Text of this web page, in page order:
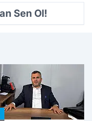
Sen Ol!